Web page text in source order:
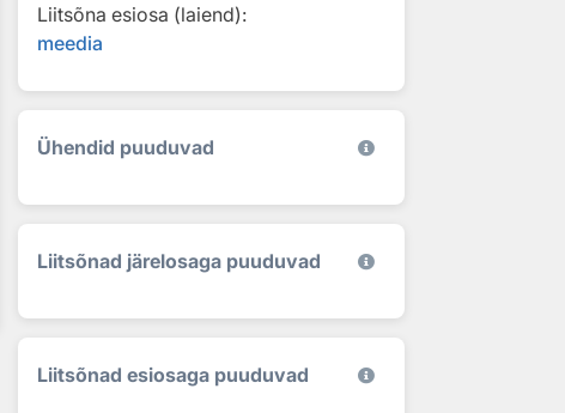
Liitsõna esiosa (laiend):
meedia
Ühendid puuduvad
Liitsõnad järelosaga puuduvad
Liitsõnad esiosaga puuduvad